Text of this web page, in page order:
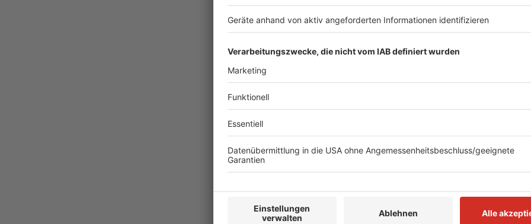
Zum Laufen gekommen:Durch Corona, weil es die
Worauf freust du dich beim Sommernachtslauf:
Warum bist du die richtige für